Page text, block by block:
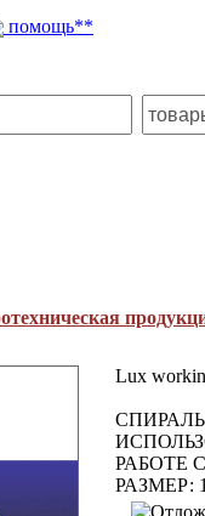
помощь**
Lux
РАБОТЕ
РАЗМЕР: